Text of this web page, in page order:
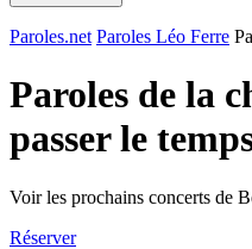
Paroles.net Paroles Léo Ferre
Paroles de la
passer le
Voir les prochains concerts de
Réserver